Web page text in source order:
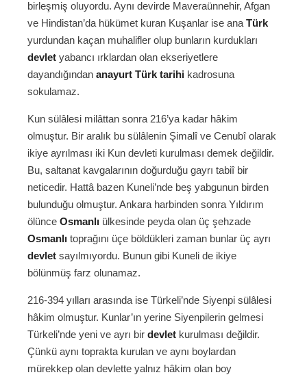
birleşmiş oluyordu. Aynı devirde Maveraünnehir, Afgan
ve Hindistan’da hükümet kuran Kuşanlar ise ana Türk
yurdundan kaçan muhalifler olup bunların kurdukları
devlet yabancı ırklardan olan ekseriyetlere
dayandığından anayurt Türk tarihi kadrosuna
sokulamaz.
Kun sülâlesi milâttan sonra 216’ya kadar hâkim
olmuştur. Bir aralık bu sülâlenin Şimalî ve Cenubî olarak
ikiye ayrılması iki Kun devleti kurulması demek değildir.
Bu, saltanat kavgalarının doğurduğu gayrı tabiî bir
neticedir. Hattâ bazen Kuneli’nde beş yabgunun birden
bulunduğu olmuştur. Ankara harbinden sonra Yıldırım
ölünce Osmanlı ülkesinde peyda olan üç şehzade
Osmanlı toprağını üçe böldükleri zaman bunlar üç ayrı
devlet sayılmıyordu. Bunun gibi Kuneli de ikiye
bölünmüş farz olunamaz.
216-394 yılları arasında ise Türkeli’nde Siyenpi sülâlesi
hâkim olmuştur. Kunlar’ın yerine Siyenpilerin gelmesi
Türkeli’nde yeni ve ayrı bir devlet kurulması değildir.
Çünkü aynı toprakta kurulan ve aynı boylardan
mürekkep olan devlette yalnız hâkim olan boy